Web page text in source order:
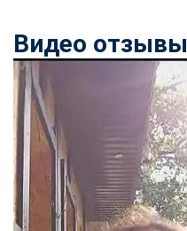
Видео отзывы